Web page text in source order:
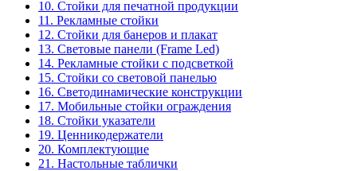
10. Стойки для печатной продукции
11. Рекламные стойки
12. Стойки для банеров и плакат
13. Световые панели (Frame Led)
14. Рекламные стойки с подсветкой
15. Стойки со световой панелью
16. Светодинамические конструкции
17. Мобильные стойки ограждения
18. Стойки указатели
19. Ценникодержатели
20. Комплектующие
21. Настольные таблички